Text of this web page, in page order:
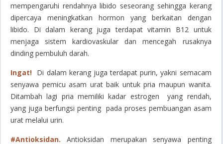
mempengaruhi rendahnya libido seseorang sehingga kerang
dipercaya meningkatkan hormon yang berkaitan dengan
libido. Di dalam kerang juga terdapat vitamin B12 untuk
menjaga sistem kardiovaskular dan mencegah rusaknya
dinding pembuluh darah.
Ingat! Di dalam kerang juga terdapat purin, yakni semacam
senyawa pemicu asam urat baik untuk pria maupun wanita.
Ditambah lagi pria memiliki kadar estrogen yang rendah,
yang juga berfungsi penting pada proses pembuangan asam
urat melalui urin.
#Antioksidan.Antioksidan merupakan senyawa penting